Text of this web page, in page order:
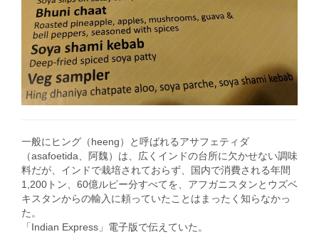
一般にヒング（heeng）と呼ばれるアサフェティダ
（asafoetida、阿魏）は、広くインドの台所に欠かせない調味
料だが、インドで栽培されておらず、国内で消費される年間
1,200トン、60億ルピー分すべてを、アフガニスタンとウズベ
キスタンからの輸入に頼っていたことはまったく知らなかっ
た。
「Indian Express」電子版で伝えていた。